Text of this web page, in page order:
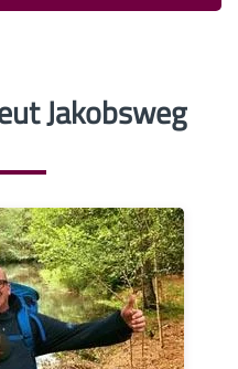
Jakobsweg